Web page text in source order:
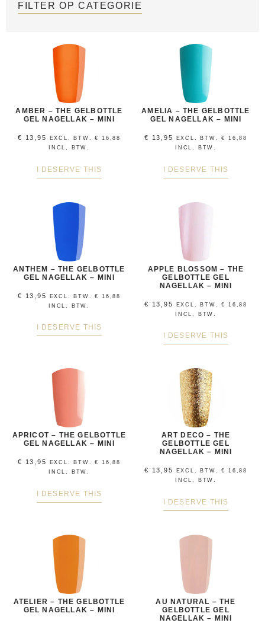
FILTER OP CATEGORIE
AMBER – THE GELBOTTLE
GEL NAGELLAK – MINI
€ 13,95 EXCL. BTW.€
16,88
INCL, BTW.
I DESERVE THIS
AMELIA – THE GELBOTTLE
GEL NAGELLAK – MINI
€ 13,95 EXCL. BTW.€
16,88
INCL, BTW.
I DESERVE THIS
ANTHEM – THE GELBOTTLE
GEL NAGELLAK – MINI
€ 13,95 EXCL. BTW.€
16,88
INCL, BTW.
I DESERVE THIS
APPLE BLOSSOM – THE
GELBOTTLE GEL
NAGELLAK – MINI
€ 13,95 EXCL. BTW.€
16,88
INCL, BTW.
I DESERVE THIS
APRICOT – THE GELBOTTLE
GEL NAGELLAK – MINI
€ 13,95 EXCL. BTW.€
16,88
INCL, BTW.
I DESERVE THIS
ART DECO – THE
GELBOTTLE GEL
NAGELLAK – MINI
€ 13,95 EXCL. BTW.€
16,88
INCL, BTW.
I DESERVE THIS
ATELIER – THE GELBOTTLE
GEL NAGELLAK – MINI
AU NATURAL – THE
GELBOTTLE GEL
NAGELLAK – MINI